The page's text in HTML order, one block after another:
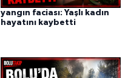
yangın faciası: Yaşlı kadın
hayatını kaybetti